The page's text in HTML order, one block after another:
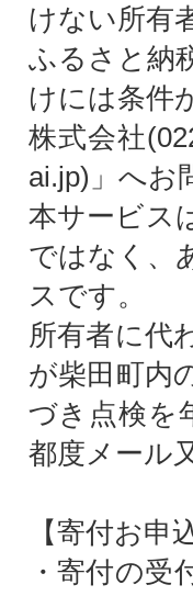
けない所有
ふるさと納
けには条件
株式会社
ai.jp)」へお
本サービス
ではなく、
スです。
所有者に代
が柴田町内
づき点検を
都度メール
【寄付お申
・寄付の